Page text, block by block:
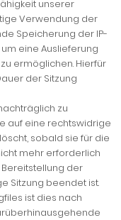
unserer
Verwendung der
Speicherung der IP-
eine Auslieferung
ermöglichen. Hierfür
der Sitzung
zu
auf eine rechtswidrige
sobald sie für die
mehr erforderlich
Bereitstellung der
Sitzung beendet ist.
ist dies nach